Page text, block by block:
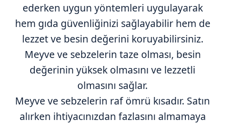
ederken uygun yöntemleri uygulayarak
hem gıda güvenliğinizi sağlayabilir hem de
lezzet ve besin değerini koruyabilirsiniz.
Meyve ve sebzelerin taze olması, besin
değerinin yüksek olmasını ve lezzetli
olmasını sağlar.
Meyve ve sebzelerin raf ömrü kısadır. Satın
alırken ihtiyacınızdan fazlasını almamaya